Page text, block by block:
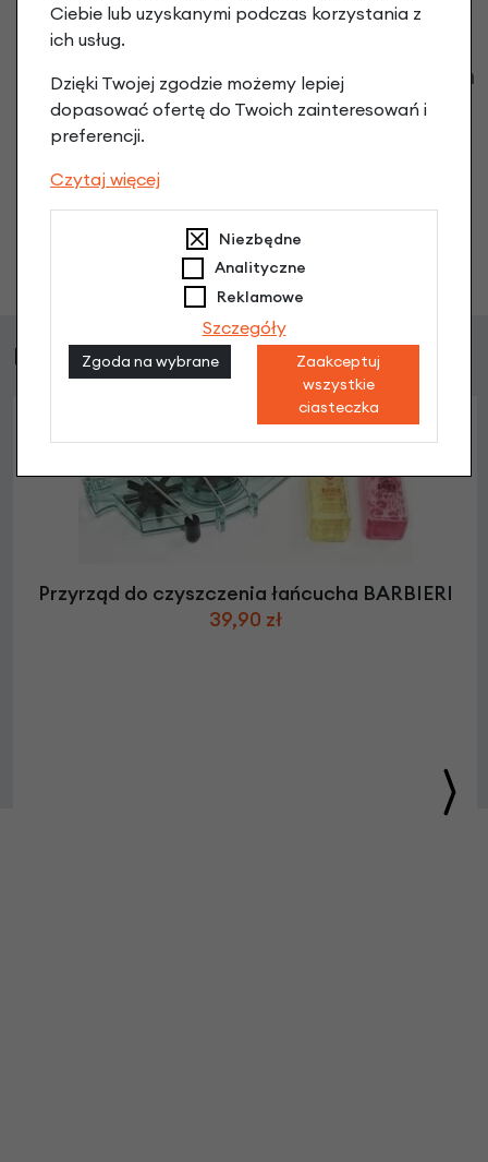
Klienci zadali następujące pytania o ten
produkt
Zadaj pytanie
Najczęściej kupowane
Przyrząd do czyszczenia łańcucha BARBIERI
39,90 zł
Ciebie lub uzyskanymi podczas korzystania z
ich usług.
Dzięki Twojej zgodzie możemy lepiej
dopasować ofertę do Twoich zainteresowań i
preferencji.
Czytaj więcej
Niezbędne
Analityczne
Reklamowe
Szczegóły
Zgoda na wybrane
Zaakceptuj
wszystkie
ciasteczka